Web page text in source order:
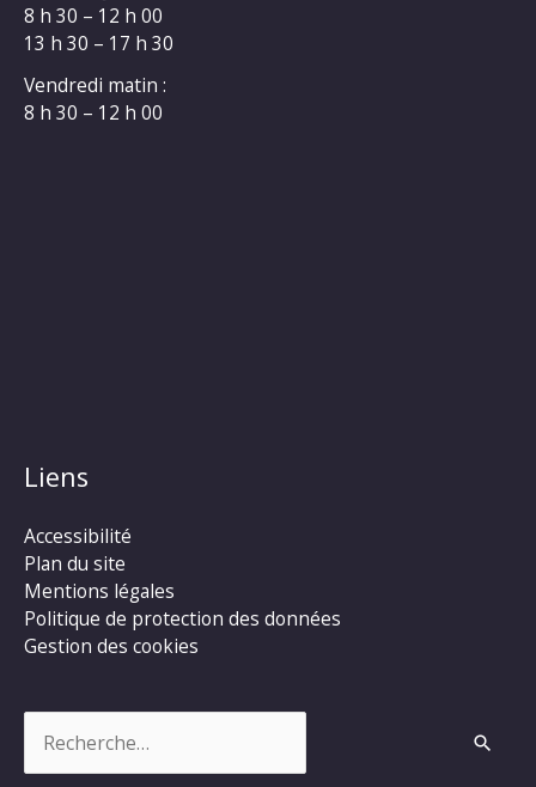
8 h 30 – 12 h 00
13 h 30 – 17 h 30
Vendredi matin :
8 h 30 – 12 h 00
Liens
Accessibilité
Plan du site
Mentions légales
Politique de protection des données
Gestion des cookies